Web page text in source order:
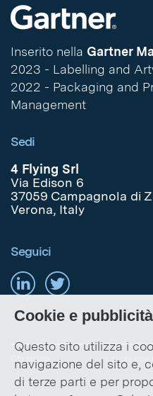
Inserito nella Gartner
2023 - Labelling and
2022 - Packaging and
Management
Sedi
4 Flying Srl
Via Edison 6
37059 Campagnola di
Verona, Italy
Chi siamo Lavora con
Seguici
Cookie e
Questo sito utilizza i
navigazione del sito e,
di terze parti e per